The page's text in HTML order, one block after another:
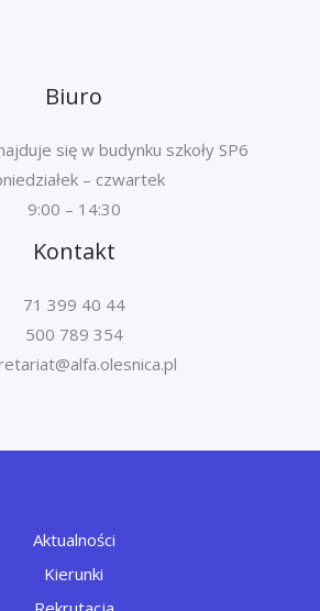
Biuro
się w budynku szkoły SP6
– czwartek
9:00 – 14:30
Kontakt
71 399 40 44
500 789 354
Aktualności
Kierunki